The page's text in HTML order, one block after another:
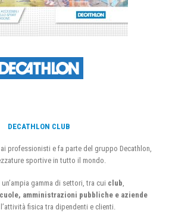
DECATHLON CLUB
professionisti e fa parte del gruppo Decathlon,
sportive in tutto il mondo.
gamma di settori, tra cui club
amministrazioni pubbliche e aziende
fisica tra dipendenti e clienti.